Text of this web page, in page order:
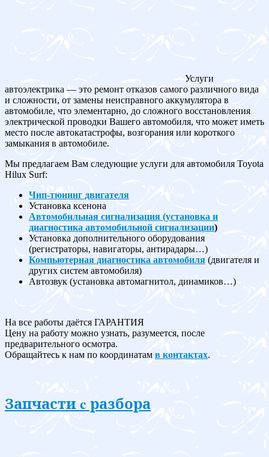
Услуги
автоэлектрика — это ремонт отказов самого различного вида
и сложности, от замены неисправного аккумулятора в
автомобиле, что элементарно, до сложного восстановления
электрической проводки Вашего автомобиля, что может иметь
место после автокатастрофы, возгорания или короткого
замыкания в автомобиле.
Мы предлагаем Вам следующие услуги для автомобиля Toyota
Hilux Surf:
Чип-тюнинг двигателя
Установка ксенона
Автомобильная сигнализация (установка и
диагностика автомобильной сигнализации)
Установка дополнительного оборудования
(регистраторы, навигаторы, антирадары…)
Компьютерная диагностика автомобиля (двигателя и
других систем автомобиля)
Автозвук (установка автомагнитол, динамиков…)
На все работы даётся ГАРАНТИЯ
Цену на работу можно узнать, разумеется, после
предварительного осмотра.
Обращайтесь к нам по координатам в контактах.
Запчасти c разбора